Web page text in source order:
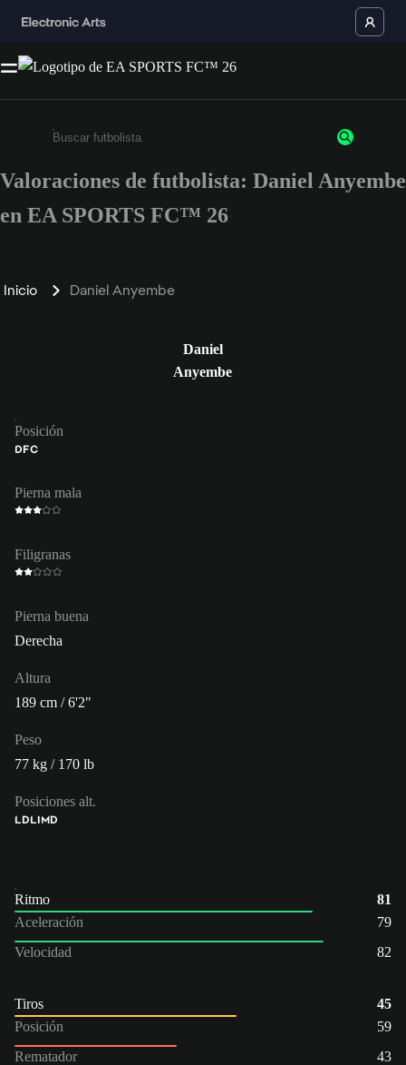
Escribe un mínimo de 3 caracteres o números.
Valoraciones de futbolista: Daniel Anyembe
en EA SPORTS FC™ 26
Inicio Daniel Anyembe
Daniel
Anyembe
Posición
DFC
Pierna mala
Filigranas
Pierna buena
Derecha
Altura
189 cm / 6'2"
Peso
77 kg / 170 lb
Posiciones alt.
LDLIMD
Ritmo
81
Aceleración
79
Velocidad
82
Tiros
45
Posición
59
Rematador
43